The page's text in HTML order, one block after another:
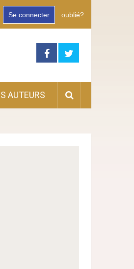
Se connecter oublié?
AUTEURS